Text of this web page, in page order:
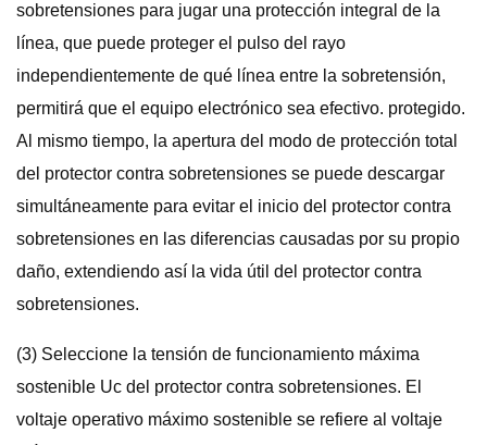
sobretensiones para jugar una protección integral de la
línea, que puede proteger el pulso del rayo
independientemente de qué línea entre la sobretensión,
permitirá que el equipo electrónico sea efectivo. protegido.
Al mismo tiempo, la apertura del modo de protección total
del protector contra sobretensiones se puede descargar
simultáneamente para evitar el inicio del protector contra
sobretensiones en las diferencias causadas por su propio
daño, extendiendo así la vida útil del protector contra
sobretensiones.
(3) Seleccione la tensión de funcionamiento máxima
sostenible Uc del protector contra sobretensiones. El
voltaje operativo máximo sostenible se refiere al voltaje